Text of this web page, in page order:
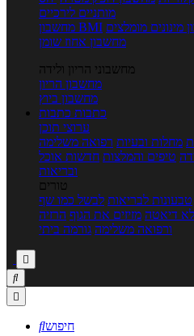
מותניים לירכיים
מחשבון BMI מינונים מומלצים
מחשבון אחוז שומן
מחשבוני הריון ולידה
מחשבון הריון
מחשבון ביוץ
כתבות כתבות
ערוצי תוכן
מחלות ובעיות רפואה משלימה
טיפים והמלצות חדשות אוכל
ובריאות
טורים
טבעונות לבריאות לבשל כמו שף
דיאטה מזיזים את הגוף הרזיה
ורפואה משלימה גורמה ביתי



חיפוש